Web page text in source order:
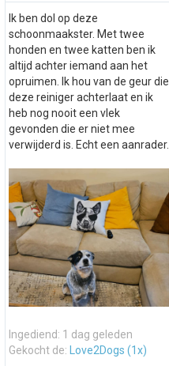
Ik ben dol op deze
schoonmaakster. Met twee
honden en twee katten ben ik
altijd achter iemand aan het
opruimen. Ik hou van de geur die
deze reiniger achterlaat en ik
heb nog nooit een vlek
gevonden die er niet mee
verwijderd is. Echt een aanrader.
Ingediend: 1 dag geleden
Gekocht de:
Love2Dogs (1x)